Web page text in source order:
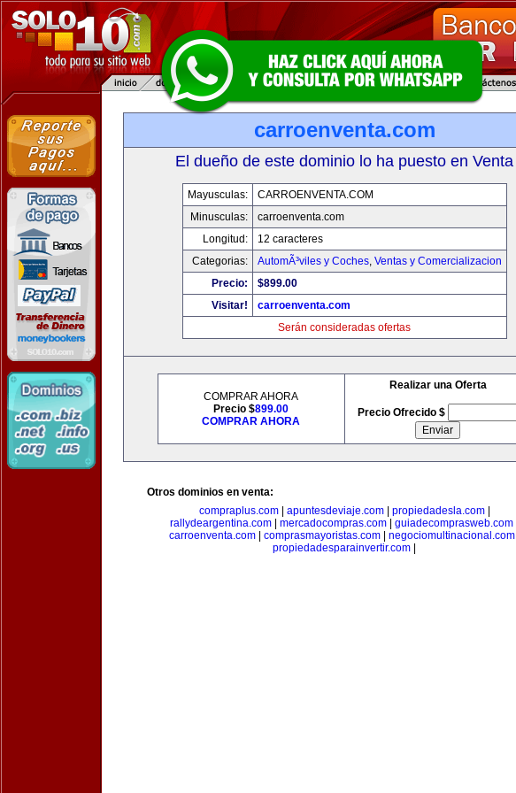
carroenventa.com
El dueño de este dominio lo ha puesto en Venta
Mayusculas:
CARROENVENTA.COM
Minusculas:
carroenventa.com
Longitud:
12 caracteres
Categorias:
AutomÃ³viles y Coches, Ventas y Comercializacion
Precio:
$899.00
Visitar!
carroenventa.com
Serán consideradas ofertas
COMPRAR AHORA
Precio $899.00
COMPRAR AHORA
Realizar una Oferta
Precio Ofrecido $
Otros dominios en venta:
compraplus.com| apuntesdeviaje.com| propiedadesla.com|
rallydeargentina.com
mercadocompras.com guiadecomprasweb.com
carroenventa.com| comprasmayoristas.com| negociomultinacional.com|
propiedadesparainvertir.com